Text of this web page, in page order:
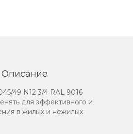
Описание
49 N12 3/4 RAL 9016
для эффективного и
в жилых и нежилых